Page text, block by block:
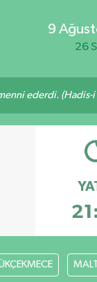
9
26
ederdi. (Hadis-